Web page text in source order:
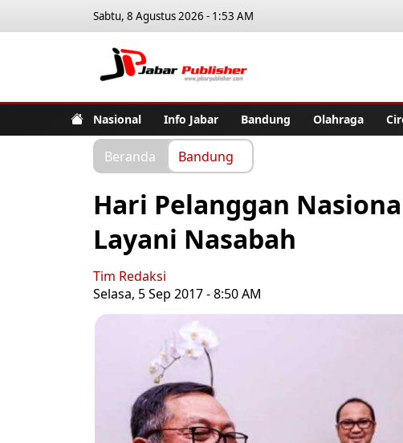
Sabtu, 8 Agustus 2026 - 1:53 AM
Nasional Info Jabar Bandung Olahraga
Beranda Bandung
Hari Pelanggan
Layani Nasabah
Tim Redaksi
Selasa, 5 Sep 2017 - 8:50 AM